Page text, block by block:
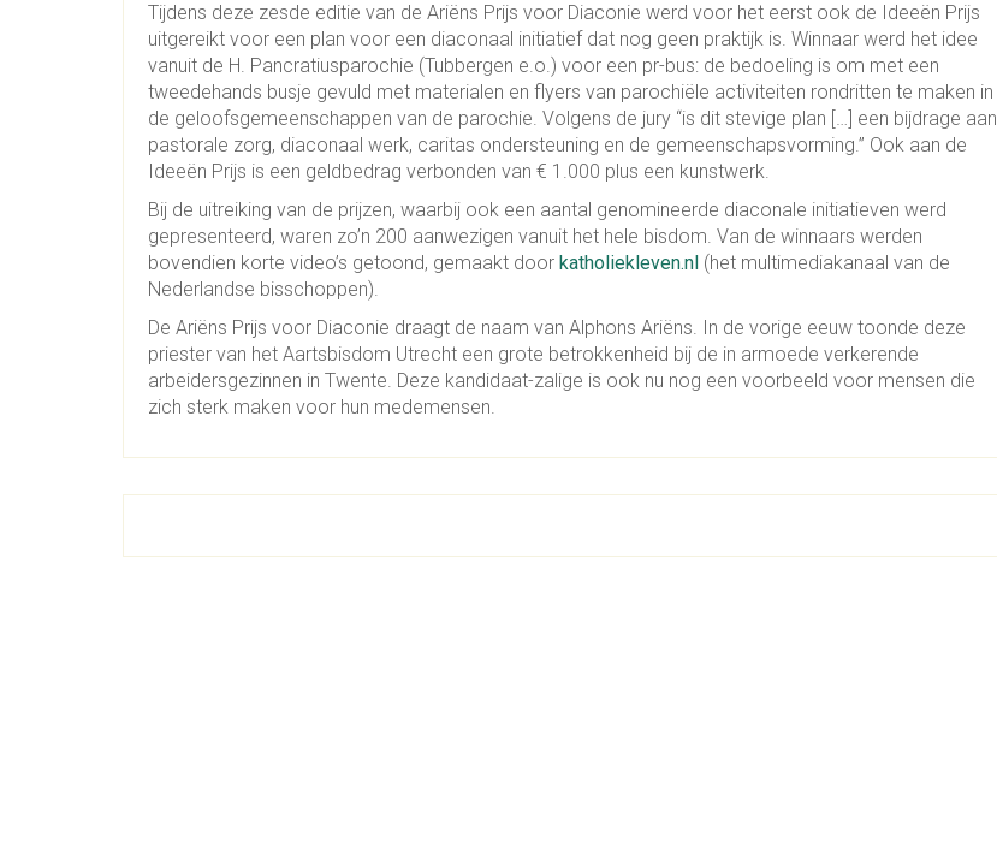
Tijdens deze zesde editie van de Ariëns Prijs voor Diaconie werd voor het eerst ook de Ideeën Prijs
uitgereikt voor een plan voor een diaconaal initiatief dat nog geen praktijk is. Winnaar werd het idee
vanuit de H. Pancratiusparochie (Tubbergen e.o.) voor een pr-bus: de bedoeling is om met een
tweedehands busje gevuld met materialen en flyers van parochiële activiteiten rondritten te maken in
de geloofsgemeenschappen van de parochie. Volgens de jury “is dit stevige plan […] een bijdrage aan
pastorale zorg, diaconaal werk, caritas ondersteuning en de gemeenschapsvorming.” Ook aan de
Ideeën Prijs is een geldbedrag verbonden van € 1.000 plus een kunstwerk.
Bij de uitreiking van de prijzen, waarbij ook een aantal genomineerde diaconale initiatieven werd
gepresenteerd, waren zo’n 200 aanwezigen vanuit het hele bisdom. Van de winnaars werden
bovendien korte video’s getoond, gemaakt door katholiekleven.nl (het multimediakanaal van de
Nederlandse bisschoppen).
De Ariëns Prijs voor Diaconie draagt de naam van Alphons Ariëns. In de vorige eeuw toonde deze
priester van het Aartsbisdom Utrecht een grote betrokkenheid bij de in armoede verkerende
arbeidersgezinnen in Twente. Deze kandidaat-zalige is ook nu nog een voorbeeld voor mensen die
zich sterk maken voor hun medemensen.